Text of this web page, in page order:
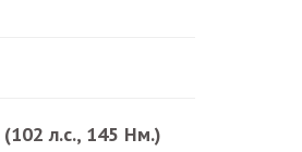
(102 л.с., 145 Нм.)